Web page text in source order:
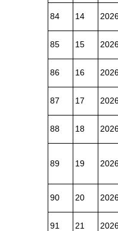
84 14
85 15
86 16
87 17
88 18
89 19
90 20
91 21